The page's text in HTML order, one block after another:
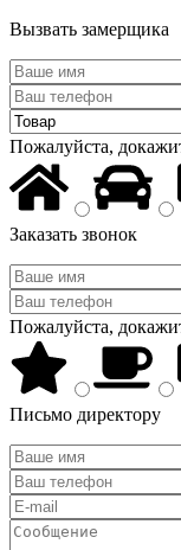
Вызвать замерщика
Пожалуйста,
Заказать звонок
Пожалуйста,
Письмо директору